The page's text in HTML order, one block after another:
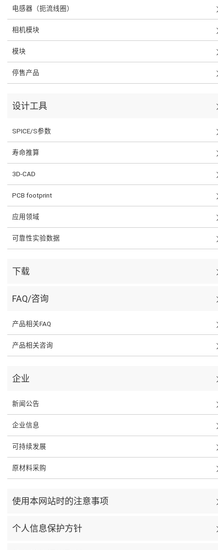
电感器（扼流线圈）
相机模块
模块
停售产品
设计工具
SPICE/S参数
寿命推算
3D-CAD
PCB footprint
应用领域
可靠性实验数据
下载
FAQ/咨询
产品相关FAQ
产品相关咨询
企业
新闻公告
企业信息
可持续发展
原材料采购
使用本网站时的注意事项
个人信息保护方针